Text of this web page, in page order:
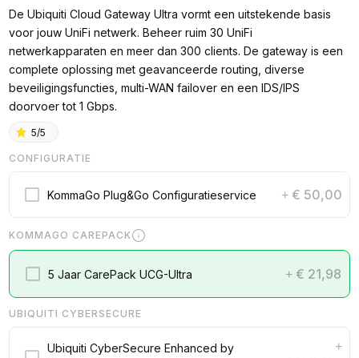
De Ubiquiti Cloud Gateway Ultra vormt een uitstekende basis
voor jouw UniFi netwerk. Beheer ruim 30 UniFi
netwerkapparaten en meer dan 300 clients. De gateway is een
complete oplossing met geavanceerde routing, diverse
beveiligingsfuncties, multi-WAN failover en een IDS/IPS
doorvoer tot 1 Gbps.
5/5
CONFIGURATIE
KommaGo Plug&Go Configuratieservice + € 50,00
KOMMAGO CAREPACK
5 Jaar CarePack UCG-Ultra + € 21,98
UBIQUITI CYBERSECURE
Ubiquiti CyberSecure Enhanced by
+